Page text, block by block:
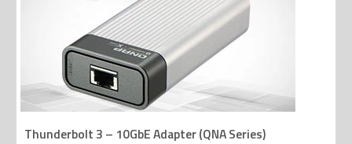
Thunderbolt 3 – 10GbE Adapter (QNA Series)